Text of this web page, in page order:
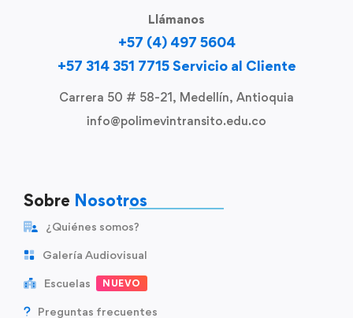
Llámanos
+57 (4) 497 5604
+57 314 351 7715 Servicio al Cliente
Carrera 50 # 58-21, Medellín, Antioquia
info@polimevintransito.edu.co
Sobre Nosotros
¿Quiénes somos?
Galería Audiovisual
Escuelas NUEVO
Preguntas frecuentes